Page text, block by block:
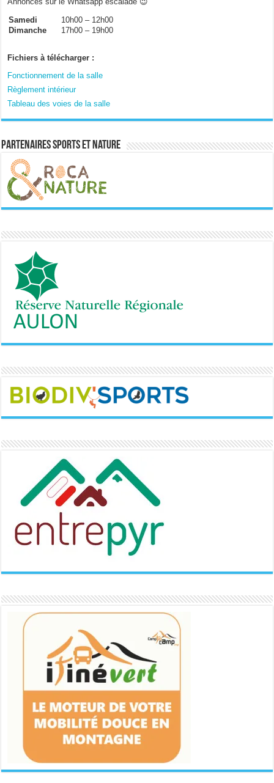
Samedi
10h00 – 12h00
Dimanche
17h00 – 19h00
Fichiers à télécharger :
Fonctionnement de la salle
Règlement intérieur
Tableau des voies de la salle
Partenaires sports et nature